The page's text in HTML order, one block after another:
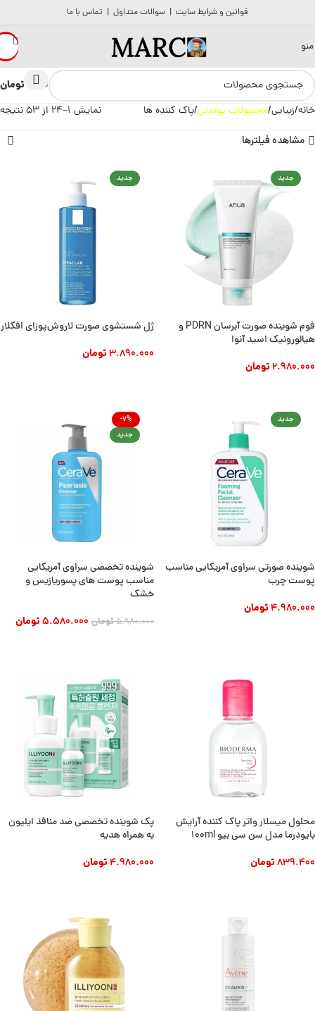
قوانین و شرایط سایت | سوالات متداول | تماس با ما
منو
0 تومان
خانه زیبایی محصولات پوستی پاک کننده ها نمایش 1–24 از 53 نتیجه
مشاهده فیلترها
جدید
فوم شوینده صورت آبرسان PDRN و
هیالورونیک اسید آنوا
2.980.000تومان
جدید
ژل شستشوی صورت لاروش‌پوزای افکلار
3.890.000تومان
جدید
شوینده صورتی سراوی آمریکایی مناسب
پوست چرب
4.980.000تومان
-7%
جدید
شوینده تخصصی سراوی آمریکایی
مناسب پوست های پسوریازیس و
خشک
5.980.000تومان 5.580.000تومان
محلول میسلار واتر پاک کننده آرایش
بایودرما مدل سن سی بیو 100ml
839.400تومان
پک شوینده تخصصی ضد منافذ ایلیون
به همراه هدیه
4.980.000تومان